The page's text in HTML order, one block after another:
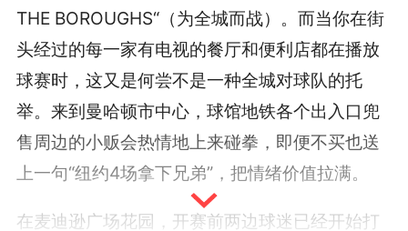
THE BOROUGHS“（为全城而战）。而当你在街
头经过的每一家有电视的餐厅和便利店都在播放
球赛时，这又是何尝不是一种全城对球队的托
举。来到曼哈顿市中心，球馆地铁各个出入口兜
售周边的小贩会热情地上来碰拳，即便不买也送
上一句“纽约4场拿下兄弟”，把情绪价值拉满。
在麦迪逊广场花园，开赛前两边球迷已经开始打